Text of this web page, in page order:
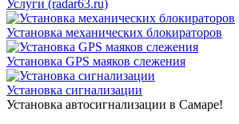
Услуги (radar63.ru)
Установка механических блокираторов
Установка GPS маяков слежения
Установка сигнализации
Установка автосигнализации в Самаре!